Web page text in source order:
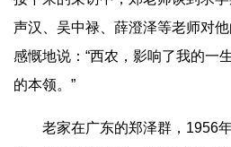
声汉、吴中禄、薛澄泽等老师对
感慨地说：“西农，影响了我的一
的本领。”
老家在广东的郑泽群，1956